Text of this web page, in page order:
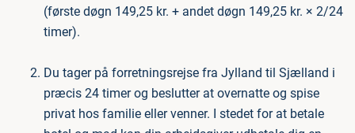
(første døgn 149,25 kr. + andet døgn 149,25 kr. × 2/24
timer).
Du tager på forretningsrejse fra Jylland til Sjælland i
præcis 24 timer og beslutter at overnatte og spise
privat hos familie eller venner. I stedet for at betale